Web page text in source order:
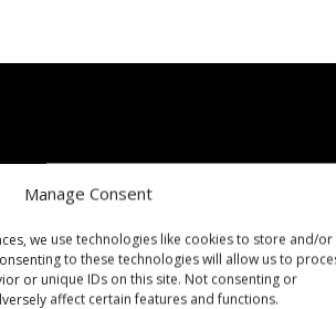
Manage Consent
we use technologies like cookies to store and/or
to these technologies will allow us to
or unique IDs on this site. Not consenting or
affect certain features and functions.